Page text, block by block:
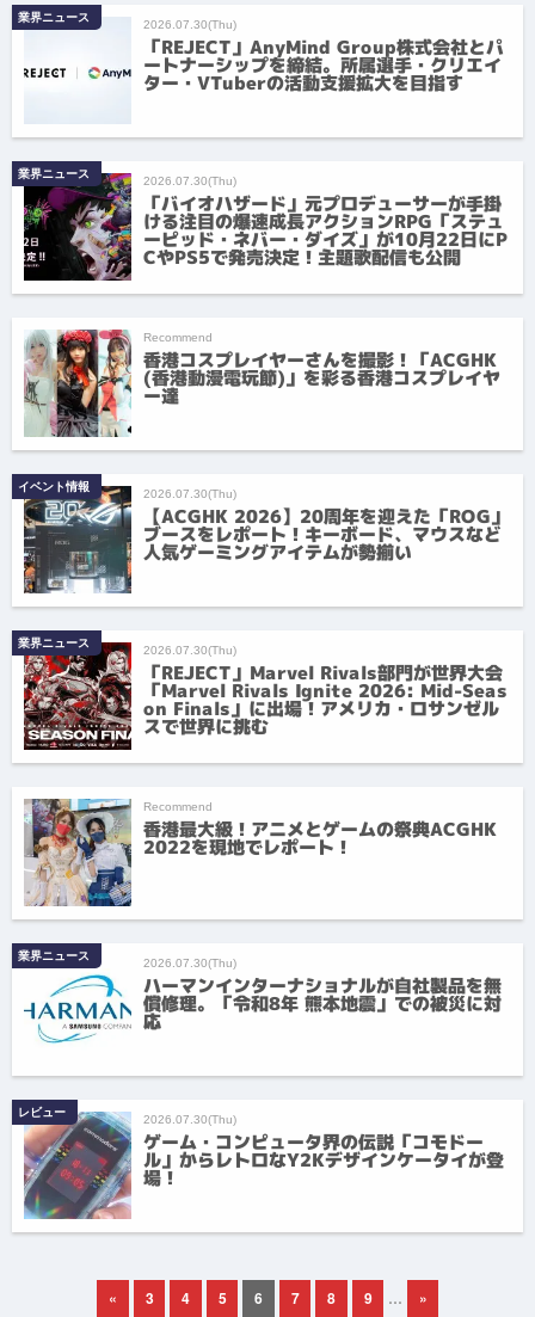
業界ニュース 2026.07.30(Thu)
「REJECT」AnyMind Group株式会社とパ
ートナーシップを締結。所属選手・クリエイ
ター・VTuberの活動支援拡大を目指す
業界ニュース 2026.07.30(Thu)
「バイオハザード」元プロデューサーが手掛
ける注目の爆速成長アクションRPG「ステュ
ーピッド・ネバー・ダイズ」が10月22日にP
CやPS5で発売決定！主題歌配信も公開
Recommend
香港コスプレイヤーさんを撮影！「ACGHK
(香港動漫電玩節)」を彩る香港コスプレイヤ
ー達
イベント情報 2026.07.30(Thu)
【ACGHK 2026】20周年を迎えた「ROG」
ブースをレポート！キーボード、マウスなど
人気ゲーミングアイテムが勢揃い
業界ニュース 2026.07.30(Thu)
「REJECT」Marvel Rivals部門が世界大会
「Marvel Rivals Ignite 2026: Mid-Seas
on Finals」に出場！アメリカ・ロサンゼル
スで世界に挑む
Recommend
香港最大級！アニメとゲームの祭典ACGHK
2022を現地でレポート！
業界ニュース 2026.07.30(Thu)
ハーマンインターナショナルが自社製品を無
償修理。「令和8年 熊本地震」での被災に対
応
レビュー 2026.07.30(Thu)
ゲーム・コンピュータ界の伝説「コモドー
ル」からレトロなY2Kデザインケータイが登
場！
« 3 4 5 6 7 8 9 … »